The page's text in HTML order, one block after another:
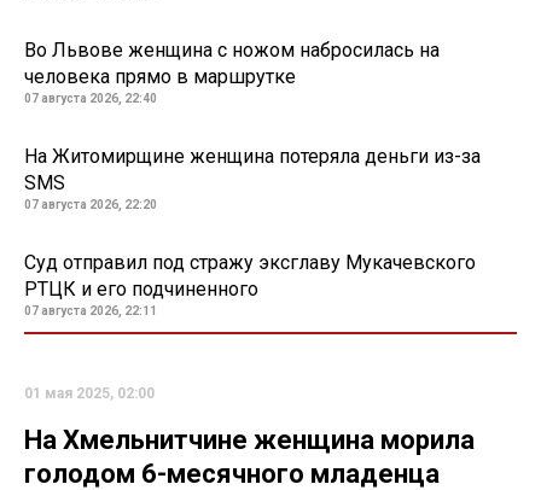
Во Львове женщина с ножом набросилась на
человека прямо в маршрутке
07 августа 2026, 22:40
На Житомирщине женщина потеряла деньги из-за
SMS
07 августа 2026, 22:20
Суд отправил под стражу эксглаву Мукачевского
РТЦК и его подчиненного
07 августа 2026, 22:11
01 мая 2025, 02:00
На Хмельнитчине женщина морила
голодом 6-месячного младенца